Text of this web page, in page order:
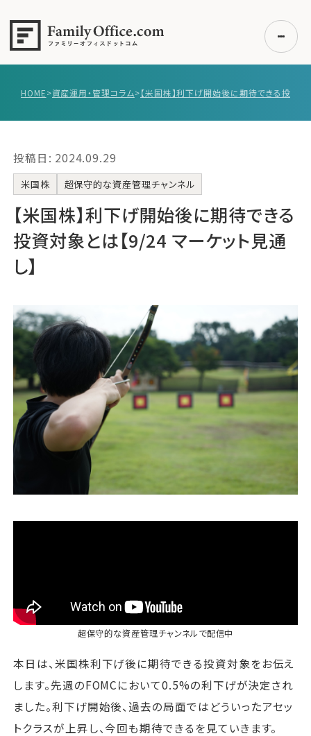
事例紹介
エキスパート一覧
無料講座
コラム
ファミリーオフィスとは
関連書籍
メールマガジン登録
よくある質問
HOME>資産運用・管理コラム>
投稿日: 2024.09.29
米国株 超保守的な資産管理チャンネル
【米国株】‌‌利下げ開始後に期待できる
投資対象とは【9/24 マーケット見通
し】
超保守的な資産管理チャンネルで配信中
本日は、米国株利下げ後に期待できる投資対象をお伝え
します。先週のFOMCにおいて0.5%の利下げが決定され
ました。利下げ開始後、過去の局面ではどういったアセッ
トクラスが上昇し、今回も期待できるを見ていきます。